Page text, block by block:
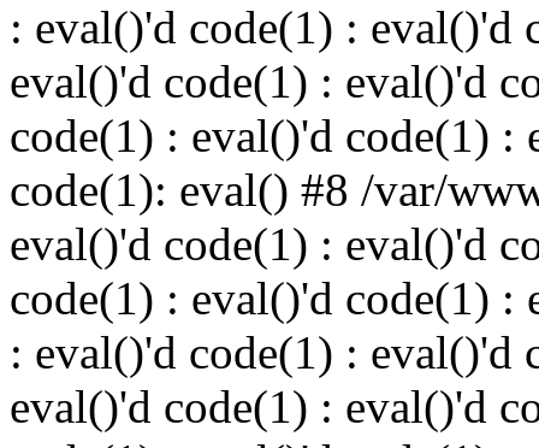
: eval()'d code(1) : eval()'d
eval()'d code(1) : eval()'d
code(1) : eval()'d code(1) :
code(1): eval() #8 /var/
eval()'d code(1) : eval()'d
code(1) : eval()'d code(1) :
: eval()'d code(1) : eval()'d
eval()'d code(1) : eval()'d